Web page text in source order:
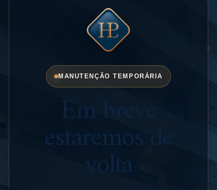
MANUTENÇÃO TEMPORÁRIA
Em breve
estaremos de
volta